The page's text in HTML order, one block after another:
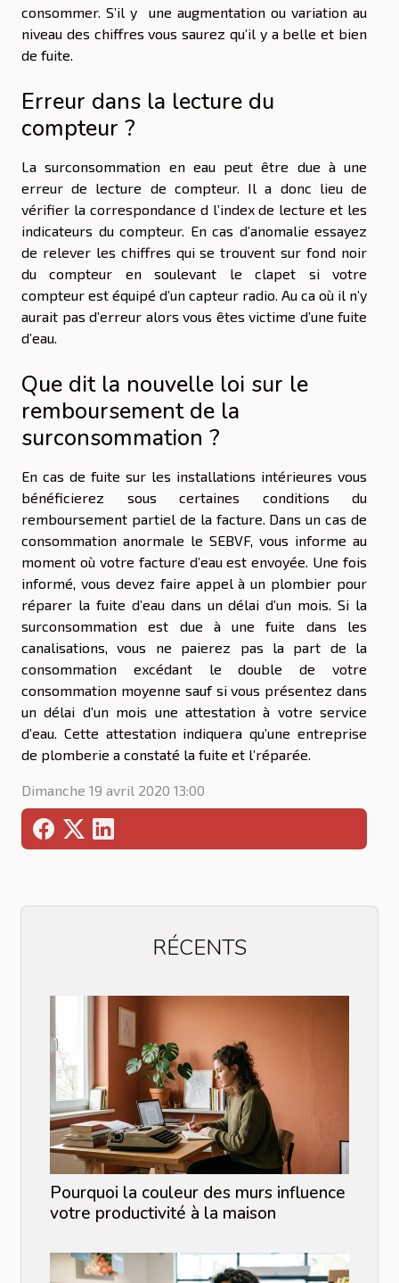
consommer. S’il y une augmentation ou variation au
niveau des chiffres vous saurez qu’il y a belle et bien
de fuite.
Erreur dans la lecture du
compteur ?
La surconsommation en eau peut être due à une
erreur de lecture de compteur. Il a donc lieu de
vérifier la correspondance d l’index de lecture et les
indicateurs du compteur. En cas d’anomalie essayez
de relever les chiffres qui se trouvent sur fond noir
du compteur en soulevant le clapet si votre
compteur est équipé d’un capteur radio. Au ca où il n’y
aurait pas d’erreur alors vous êtes victime d’une fuite
d’eau.
Que dit la nouvelle loi sur le
remboursement de la
surconsommation ?
En cas de fuite sur les installations intérieures vous
bénéficierez sous certaines conditions du
remboursement partiel de la facture. Dans un cas de
consommation anormale le SEBVF, vous informe au
moment où votre facture d’eau est envoyée. Une fois
informé, vous devez faire appel à un plombier pour
réparer la fuite d’eau dans un délai d’un mois. Si la
surconsommation est due à une fuite dans les
canalisations, vous ne paierez pas la part de la
consommation excédant le double de votre
consommation moyenne sauf si vous présentez dans
un délai d’un mois une attestation à votre service
d’eau. Cette attestation indiquera qu’une entreprise
de plomberie a constaté la fuite et l’réparée.
Dimanche 19 avril 2020 13:00
RÉCENTS
Pourquoi la couleur des murs influence
votre productivité à la maison